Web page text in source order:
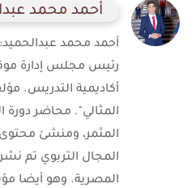
أحمد محمد
أحمد محمد عبدالحميد:
رئيس مجلس إدارة
أكاديمية التدريس.
المثالي". محاضر دورة
المثمر، ومنشئ
المجال التربوي تم
المصرية. وهو